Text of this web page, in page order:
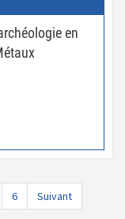
en
6
Suivant